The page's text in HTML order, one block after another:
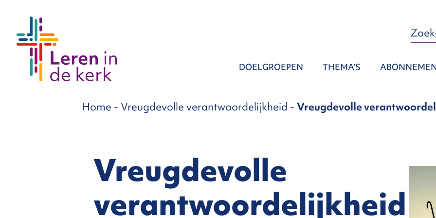
DOELGROEPEN THEMA’S
Home - Vreugdevolle verantwoordelijkheid - Vreugdevolle
Vreugdevolle
verantwoordelijkheid